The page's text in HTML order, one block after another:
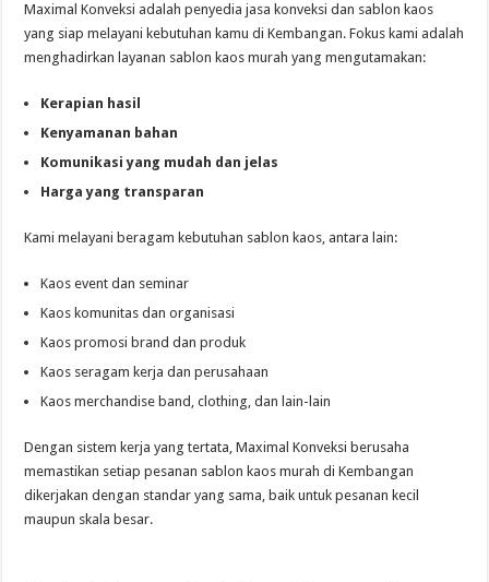
Maximal Konveksi adalah penyedia jasa konveksi dan sablon kaos
yang siap melayani kebutuhan kamu di Kembangan. Fokus kami adalah
menghadirkan layanan sablon kaos murah yang mengutamakan:
Kerapian hasil
Kenyamanan bahan
Komunikasi yang mudah dan jelas
Harga yang transparan
Kami melayani beragam kebutuhan sablon kaos, antara lain:
Kaos event dan seminar
Kaos komunitas dan organisasi
Kaos promosi brand dan produk
Kaos seragam kerja dan perusahaan
Kaos merchandise band, clothing, dan lain-lain
Dengan sistem kerja yang tertata, Maximal Konveksi berusaha
memastikan setiap pesanan sablon kaos murah di Kembangan
dikerjakan dengan standar yang sama, baik untuk pesanan kecil
maupun skala besar.